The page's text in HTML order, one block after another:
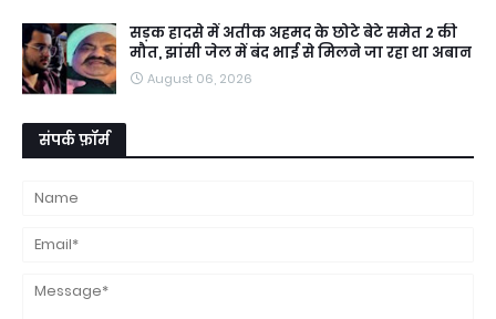
सड़क हादसे में अतीक अहमद के छोटे बेटे समेत 2 की
मौत, झांसी जेल में बंद भाई से मिलने जा रहा था अबान
August 06, 2026
संपर्क फ़ॉर्म